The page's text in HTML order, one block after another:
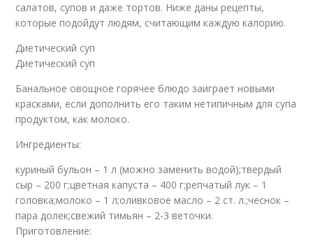
салатов, супов и даже тортов. Ниже даны рецепты,
которые подойдут людям, считающим каждую калорию.
Диетический суп
Диетический суп
Банальное овощное горячее блюдо заиграет новыми
красками, если дополнить его таким нетипичным для супа
продуктом, как молоко.
Ингредиенты:
куриный бульон – 1 л (можно заменить водой);твердый
сыр – 200 г;цветная капуста – 400 г;репчатый лук – 1
головка;молоко – 1 л;оливковое масло – 2 ст. л.;чеснок –
пара долек;свежий тимьян – 2-3 веточки.
Приготовление: